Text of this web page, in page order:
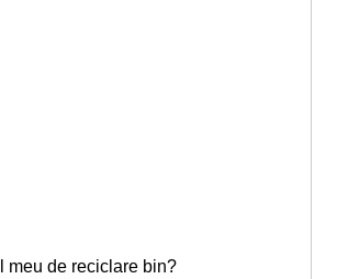
meu de reciclare bin?